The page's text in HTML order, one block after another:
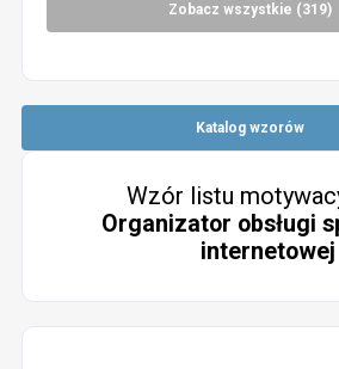
Zobacz wszystkie (319)
Katalog wzorów
Wzór listu
Organizator obsługi
internetowej